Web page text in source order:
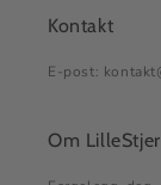
Kontakt
E-post:
Om